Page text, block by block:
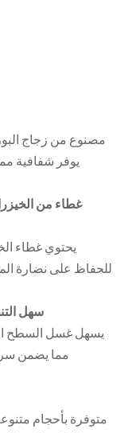
مصنوع من زجاج
يوفر شفافية
غطاء من
يحتوي غطاء
للحفاظ على نضارة
سهل
يسهل غسل السطح
مما يضمن
متوفرة بأحجام